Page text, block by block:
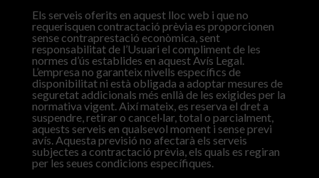
Els serveis oferits en aquest lloc web i que no
requerisquen contractació prèvia es proporcionen
sense contraprestació econòmica, sent
responsabilitat de l’Usuari el compliment de les
normes d’ús establides en aquest Avís Legal.
L’empresa no garanteix nivells específics de
disponibilitat ni està obligada a adoptar mesures de
seguretat addicionals més enllà de les exigides per la
normativa vigent. Així mateix, es reserva el dret a
suspendre, retirar o cancel·lar, total o parcialment,
aquests serveis en qualsevol moment i sense previ
avís. Aquesta previsió no afectarà els serveis
subjectes a contractació prèvia, els quals es regiran
per les seues condicions específiques.